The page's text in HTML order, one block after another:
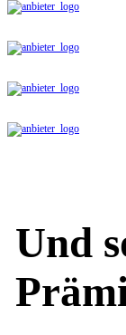
Und